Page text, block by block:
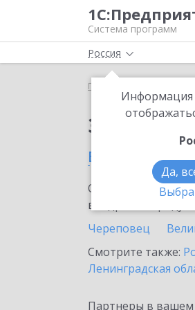
Система программ
Россия
Информация
Да,
Главная
Заказать
в
Ознакомьтесь с
внедрение
Череповец
Смотрите также:
Ленинградская
Партнеры в вашем